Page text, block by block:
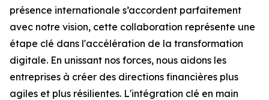
présence internationale s’accordent parfaitement
avec notre vision, cette collaboration représente une
étape clé dans l'accélération de la transformation
digitale. En unissant nos forces, nous aidons les
entreprises à créer des directions financières plus
agiles et plus résilientes. L'intégration clé en main